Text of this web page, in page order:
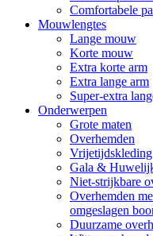
Comfortabele
Mouwlengtes
Lange mouw
Korte mouw
Extra korte arm
Extra lange arm
Super-extra
Onderwerpen
Grote maten
Overhemden
Vrijetijdskleding
Gala &
Niet-strijkbare
Overhemden
omgeslagen
Duurzame